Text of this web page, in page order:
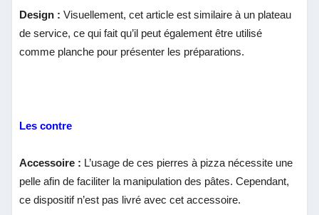
Design : Visuellement, cet article est similaire à un plateau
de service, ce qui fait qu’il peut également être utilisé
comme planche pour présenter les préparations.
Les contre
Accessoire : L’usage de ces pierres à pizza nécessite une
pelle afin de faciliter la manipulation des pâtes. Cependant,
ce dispositif n’est pas livré avec cet accessoire.